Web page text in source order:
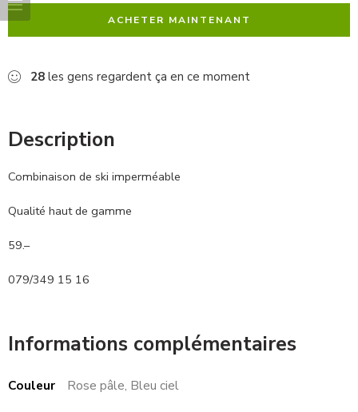
ACHETER MAINTENANT
28 les gens regardent ça en ce moment
Description
Combinaison de ski imperméable
Qualité haut de gamme
59.–
079/349 15 16
Informations complémentaires
Couleur Rose pâle, Bleu ciel